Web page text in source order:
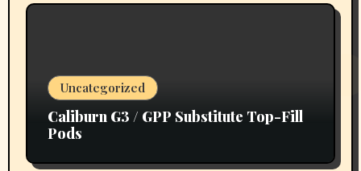
Uncategorized
Caliburn G3 / GPP Substitute Top-Fill
Pods